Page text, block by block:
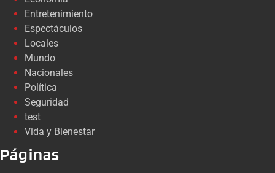
Entretenimiento
Espectáculos
Locales
Mundo
Nacionales
Política
Seguridad
test
Vida y Bienestar
Páginas